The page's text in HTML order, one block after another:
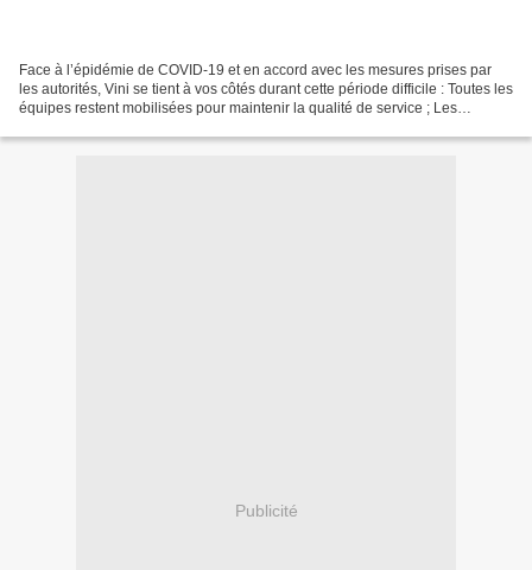
Face à l’épidémie de COVID-19 et en accord avec les mesures prises par
les autorités, Vini se tient à vos côtés durant cette période difficile : Toutes les
équipes restent mobilisées pour maintenir la qualité de service ; Les
Publicité